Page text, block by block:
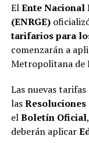
ElEnte Nacional
(ENRGE)
tarifarios para
comenzarán a
Metropolitana de
Las nuevas
lasResoluciones
elBoletín Oficial
deberán aplicar